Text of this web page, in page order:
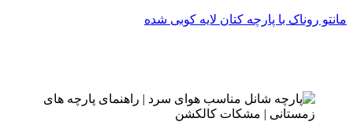
مانتو روناک با پارچه کتان لایه کوبی شده